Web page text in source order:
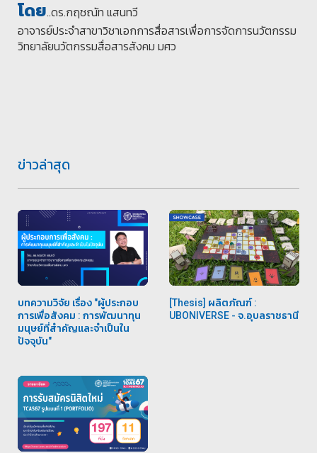
โดย..ดร.กฤชณัท แสนทวี
อาจารย์ประจำสาขาวิชาเอกการสื่อสารเพื่อการจัดการนวัตกรรม
วิทยาลัยนวัตกรรมสื่อสารสังคม มศว
ข่าวล่าสุด
บทความวิจัย เรื่อง "ผู้ประกอบ
การเพื่อสังคม : การพัฒนาทุน
มนุษย์ที่สำคัญและจำเป็นใน
ปัจจุบัน"
[Thesis] ผลิตภัณฑ์ :
UBONIVERSE ⁣- จ.อุบลราชธานี⁣